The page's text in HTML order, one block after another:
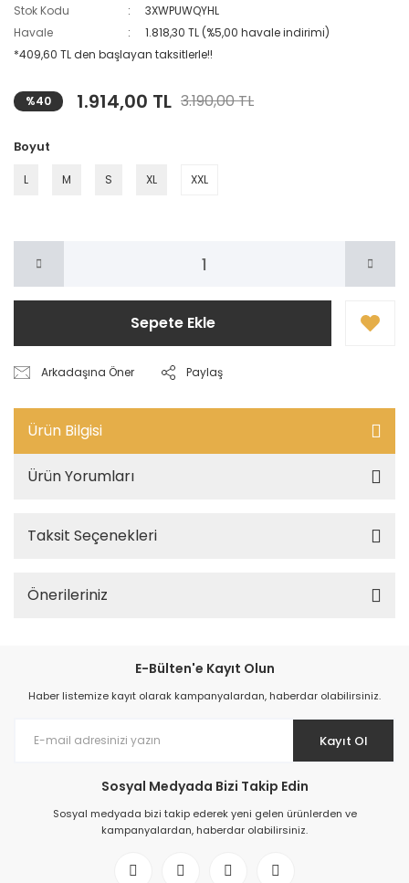
Stok Kodu
3XWPUWQYHL
Havale
1.818,30 TL (%5,00 havale indirimi)
*409,60 TL den başlayan taksitlerle!!
%40 1.914,00 TL 3.190,00 TL
Boyut
L M S XL XXL
Sepete Ekle
Arkadaşına Öner Paylaş
Ürün Bilgisi
Ürün Yorumları
Taksit Seçenekleri
Önerileriniz
E-Bülten'e Kayıt Olun
Haber listemize kayıt olarak kampanyalardan, haberdar olabilirsiniz.
Kayıt Ol
Sosyal Medyada Bizi Takip Edin
Sosyal medyada bizi takip ederek yeni gelen ürünlerden ve
kampanyalardan, haberdar olabilirsiniz.